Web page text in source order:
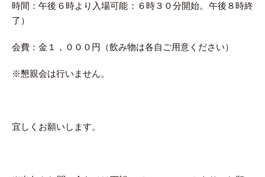
時間：午後６時より入場可能：６時３０分開始。午後８時終
了）
会費：金１，０００円（飲み物は各自ご用意ください）
※懇親会は行いません。
宜しくお願いします。